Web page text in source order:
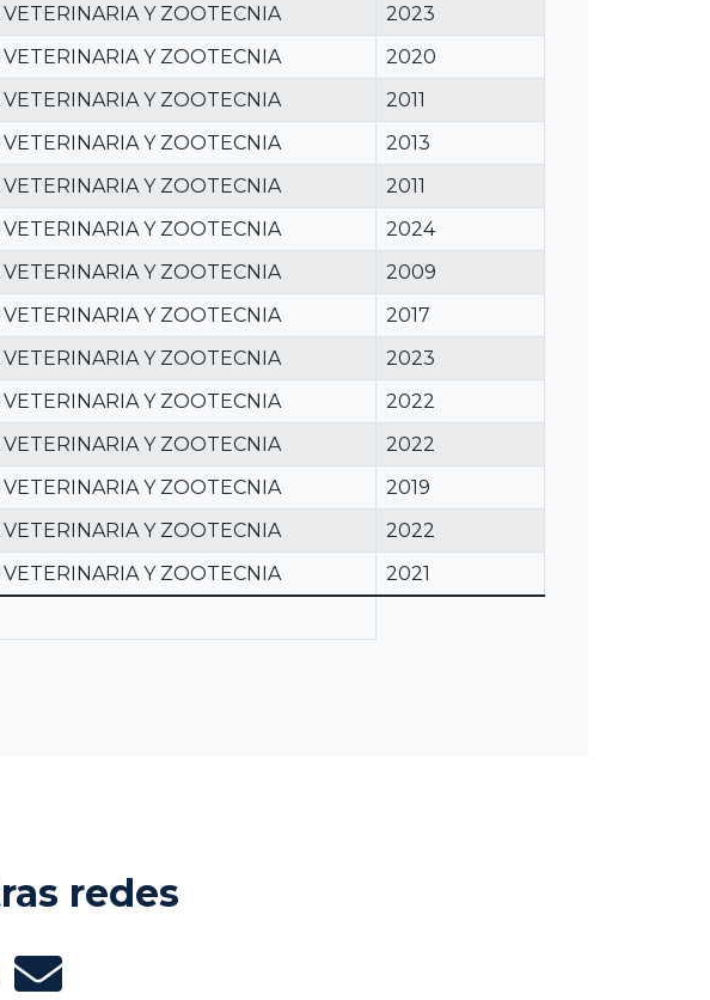
Y ZOOTECNIA
2023
Y ZOOTECNIA
2020
Y ZOOTECNIA
2011
Y ZOOTECNIA
2013
Y ZOOTECNIA
2011
Y ZOOTECNIA
2024
Y ZOOTECNIA
2009
Y ZOOTECNIA
2017
Y ZOOTECNIA
2023
Y ZOOTECNIA
2022
Y ZOOTECNIA
2022
Y ZOOTECNIA
2019
Y ZOOTECNIA
2022
Y ZOOTECNIA
2021
redes